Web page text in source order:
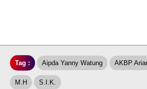
Tag : Aipda Yanny Watung AKBP
M.H S.I.K.